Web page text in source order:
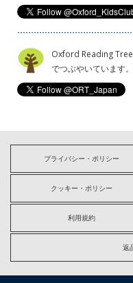
Oxford Reading
でつぶやいています。
プライバシー・ポリシー
クッキー・ポリシー
利用規約
返